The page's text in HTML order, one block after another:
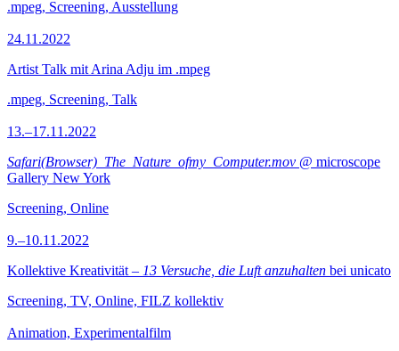
.mpeg, Screening, Ausstellung
24.11.2022
Artist Talk mit Arina Adju im .mpeg
.mpeg, Screening, Talk
13.–17.11.2022
Safari(Browser)_The_Nature_ofmy_Computer.mov @ microscope
Gallery New York
Screening, Online
9.–10.11.2022
Kollektive Kreativität – 13 Versuche, die Luft anzuhalten bei unicato
Screening, TV, Online, FILZ kollektiv
Animation, Experimentalfilm